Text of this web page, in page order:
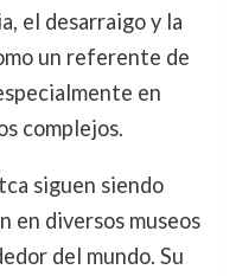
el desarraigo y la
un referente de
en
complejos.
siguen siendo
en diversos museos
del mundo. Su